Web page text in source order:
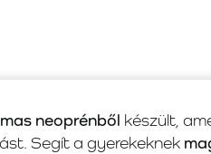
neoprénből készült,
Segít a gyerekeknek